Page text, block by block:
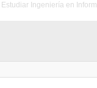
Estudiar Ingeniería en